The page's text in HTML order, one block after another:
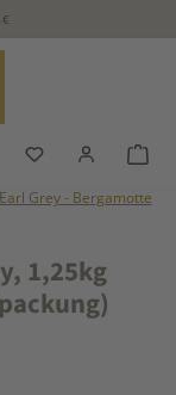
anzeigen
Du hast 0
Earl Grey - Bergamotte
1,25kg